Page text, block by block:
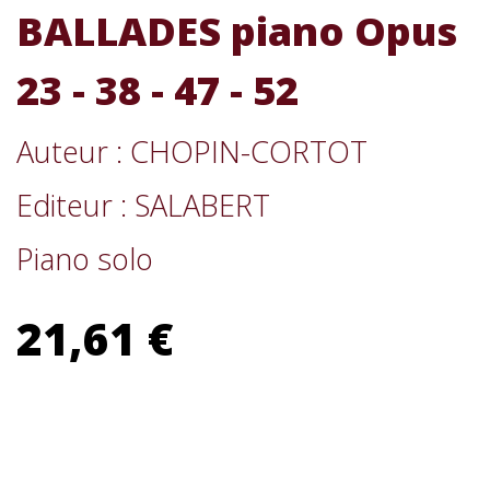
BALLADES piano Opus
23 - 38 - 47 - 52
Auteur : CHOPIN-CORTOT
Editeur : SALABERT
Piano solo
21,61 €